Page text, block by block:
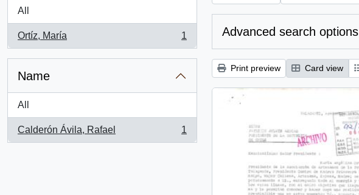
All
Ortíz, María
, 1 results
1
Name
All
Calderón Ávila, Rafael
, 1 results
1
Advanced search options
Print preview Card view